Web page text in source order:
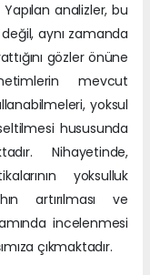
analizler, bu
aynı zamanda
gözler önüne
mevcut
yoksul
hususunda
Nihayetinde,
yoksulluk
artırılması ve
incelenmesi
çıkmaktadır.